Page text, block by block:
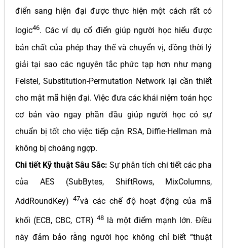
điển sang hiện đại được thực hiện một cách rất có
logic46. Các ví dụ cổ điển giúp người học hiểu được
bản chất của phép thay thế và chuyển vị, đồng thời lý
giải tại sao các nguyên tắc phức tạp hơn như mạng
Feistel, Substitution-Permutation Network lại cần thiết
cho mật mã hiện đại. Việc đưa các khái niệm toán học
cơ bản vào ngay phần đầu giúp người học có sự
chuẩn bị tốt cho việc tiếp cận RSA, Diffie-Hellman mà
không bị choáng ngợp.
Chi tiết Kỹ thuật Sâu Sắc: Sự phân tích chi tiết các pha
của AES (SubBytes, ShiftRows, MixColumns,
AddRoundKey) 47và các chế độ hoạt động của mã
khối (ECB, CBC, CTR) 48là một điểm mạnh lớn. Điều
này đảm bảo rằng người học không chỉ biết “thuật